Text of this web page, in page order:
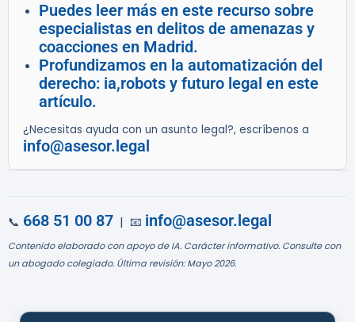
Puedes leer más en este recurso sobre
especialistas en delitos de amenazas y
coacciones en Madrid.
Profundizamos en la automatización del
derecho: ia,robots y futuro legal en este
artículo.
¿Necesitas ayuda con un asunto legal?, escríbenos a
info@asesor.legal
📞 668 51 00 87 | 📧 info@asesor.legal
Contenido elaborado con apoyo de IA. Carácter informativo. Consulte con
un abogado colegiado. Última revisión: Mayo 2026.